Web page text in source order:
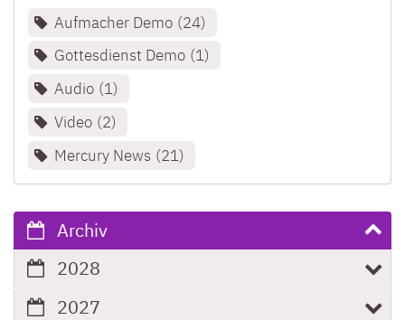
Aufmacher Demo 24
Gottesdienst Demo 1
Audio 1
Video 2
Mercury News 21
Archiv
2028
2027